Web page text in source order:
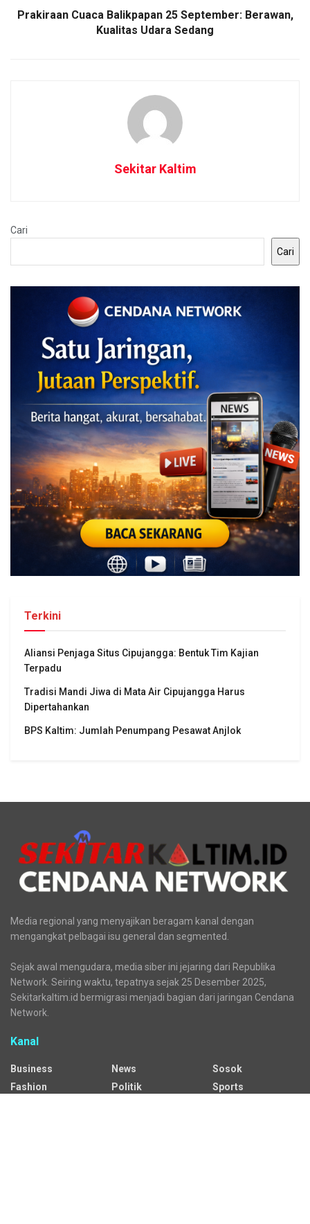
Prakiraan Cuaca Balikpapan 25 September: Berawan,
Kualitas Udara Sedang
Sekitar Kaltim
Cari
Cari
Terkini
Aliansi Penjaga Situs Cipujangga: Bentuk Tim Kajian
Terpadu
Tradisi Mandi Jiwa di Mata Air Cipujangga Harus
Dipertahankan
BPS Kaltim: Jumlah Penumpang Pesawat Anjlok
Media regional yang menyajikan beragam kanal dengan
mengangkat pelbagai isu general dan segmented.
Sejak awal mengudara, media siber ini jejaring dari Republika
Network. Seiring waktu, tepatnya sejak 25 Desember 2025,
Sekitarkaltim.id bermigrasi menjadi bagian dari jaringan Cendana
Network.
Kanal
Business
Fashion
News
Politik
Sosok
Sports